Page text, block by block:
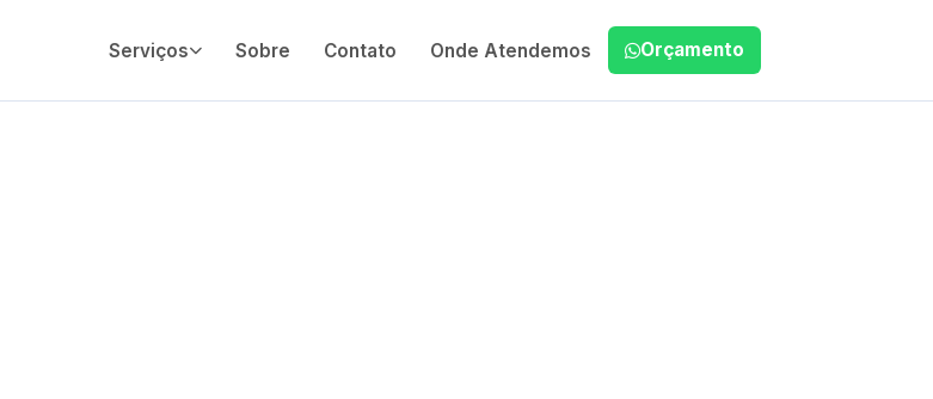
Serviços Sobre Contato Onde Atendemos Orçamento